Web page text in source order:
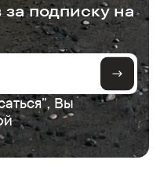
подписку на
Вы